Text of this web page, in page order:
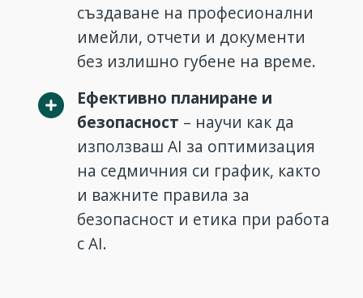
създаване на професионални
имейли, отчети и документи
без излишно губене на време.
Ефективно планиране и
безопасност – научи как да
използваш AI за оптимизация
на седмичния си график, както
и важните правила за
безопасност и етика при работа
с AI.